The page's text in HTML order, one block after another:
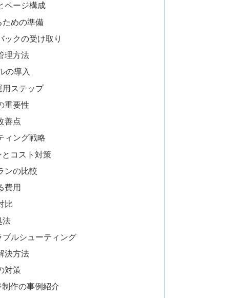
ページ構成
ための準備
ックの受け取り
理方法
の導入
用ステップ
重要性
善点
ィング戦略
コスト対策
ンの比較
費用
比
法
ルシューティング
決方法
対策
作の事例紹介